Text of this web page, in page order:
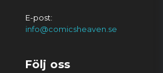
E-post:
info@comicsheaven.se
Följ oss